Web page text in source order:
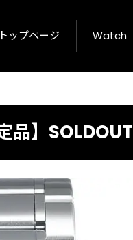
ップページ Watch
】SOLDOUT